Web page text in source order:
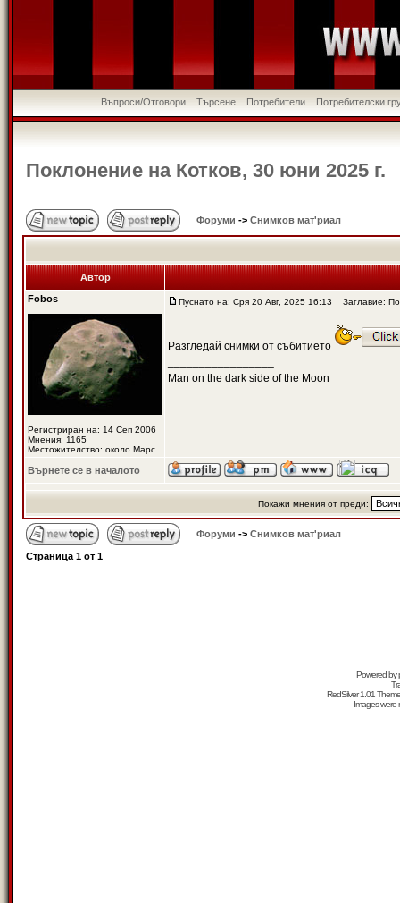
Въпроси/Отговори Търсене Потребители Потребителски
Поклонение на Котков, 30 юни 2025 г.
Форуми -> Снимков мат'риал
Автор
Fobos
Регистриран на: 14 Сеп 2006
Мнения: 1165
Местожителство: около Марс
Пуснато на: Сря 20 Авг, 2025 16:13 Заглавие:
Разгледай снимки от събитието
Man on the dark side of the Moon
Върнете се в началото
Покажи мнения от преди:
Форуми -> Снимков мат'риал
Страница 1 от 1
Powered by
RedSilver 1.01
Images were